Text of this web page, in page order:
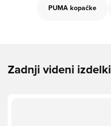
PUMA kopačke
Zadnji videni izdelki